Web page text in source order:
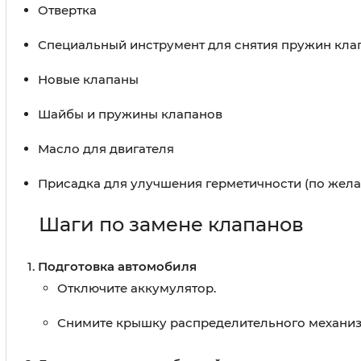
Отвертка
Специальный инструмент для снятия пружин
Новые клапаны
Шайбы и пружины клапанов
Масло для двигателя
Присадка для улучшения герметичности (по
Шаги по замене клапанов
Подготовка автомобиля
Отключите аккумулятор.
Снимите крышку распределительного